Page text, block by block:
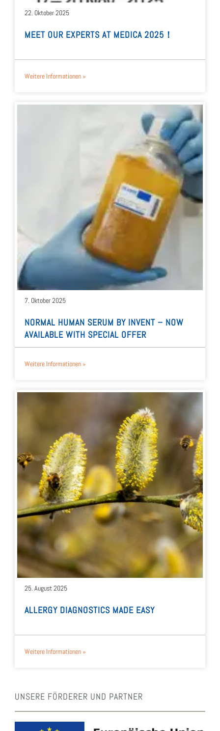
22. Okto­ber 2025
MEET OUR EXPERTS AT MEDI­CA 2025！
Wei­te­re Infor­ma­tio­nen »
7. Okto­ber 2025
NOR­MAL HUMAN SERUM BY INVENT – NOW
AVAILABLE WITH SPE­CIAL OFFER
Wei­te­re Infor­ma­tio­nen »
25. August 2025
ALLER­GY DIA­GNO­STICS MADE EASY
Wei­te­re Infor­ma­tio­nen »
UNSE­RE FÖR­DE­RER UND PART­NER